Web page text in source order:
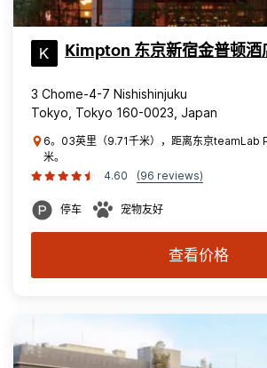
Kimpton 东京新宿金普顿酒
3 Chome-4-7 Nishishinjuku
Tokyo, Tokyo 160-0023, Japan
6。03英里（9.71千米），距离东京teamLab
米。
4.60
(96 reviews)
停车 宠物友好
查看价格